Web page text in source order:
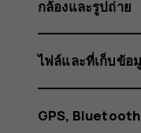
การ
กล้องและรูปถ่าย
ไฟล์และที่เก็บข้อ
GPS,